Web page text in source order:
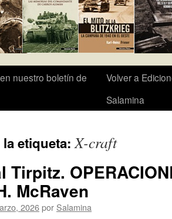
nuestro boletín de
Volver a
Salamina
etiqueta:X-craft
Tirpitz.
McRaven
2026por Salamina